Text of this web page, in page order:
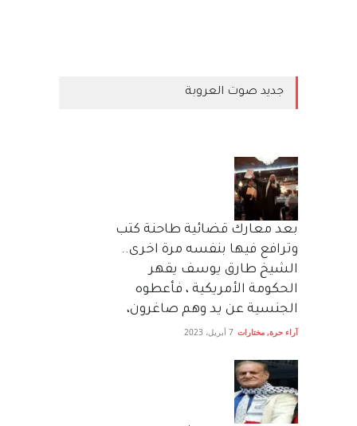
جديد صوت العروبة
بعد معارك قضائية طاحنة كتب
وترافع فيها بنفسه مرة اخرى..
الشيخ طارق يوسف يقهر
الحكومة الأمريكية ، فأعطوه
الجنسية عن يد وهم صاغرون،
آراء حرة, مختارات 7 أبريل، 2023